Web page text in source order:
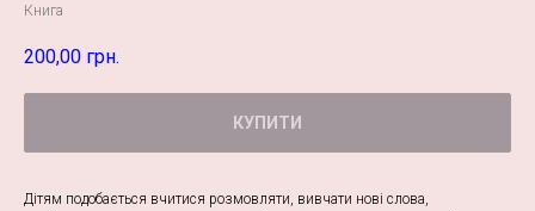
Книга
200,00 грн.
КУПИТИ
Дітям подобається вчитися розмовляти, вивчати нові слова,